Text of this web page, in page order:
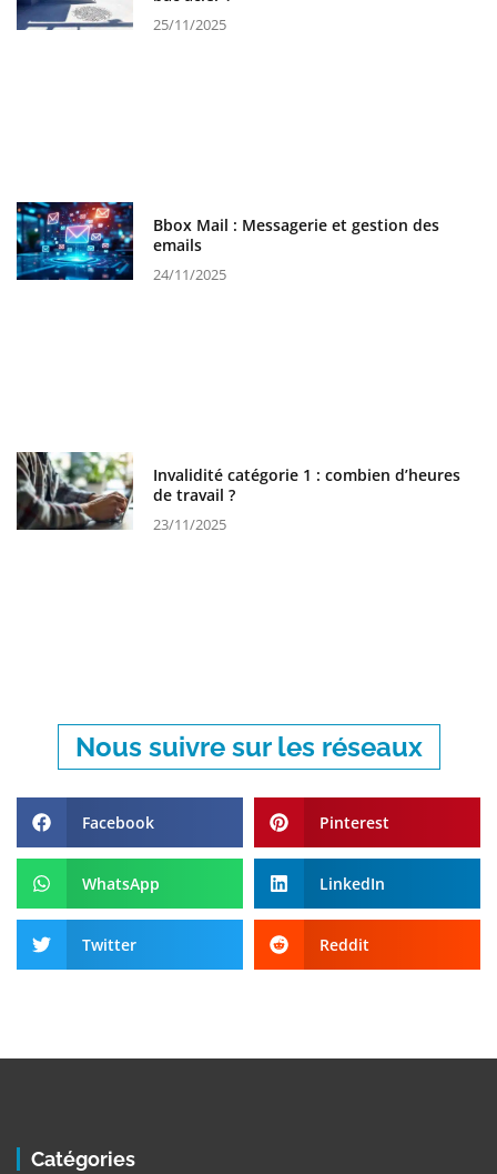
25/11/2025
Bbox Mail : Messagerie et gestion des
emails
24/11/2025
Invalidité catégorie 1 : combien d’heures
de travail ?
23/11/2025
Nous suivre sur les réseaux
Facebook Pinterest
WhatsApp LinkedIn
Twitter Reddit
Catégories